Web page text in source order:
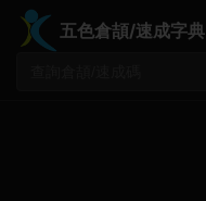
五色倉頡/速成字典